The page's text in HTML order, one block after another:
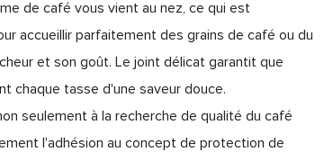
de café vous vient au nez, ce qui est
accueillir parfaitement des grains de café ou du
et son goût. Le joint délicat garantit que
chaque tasse d'une saveur douce.
seulement à la recherche de qualité du café
l'adhésion au concept de protection de